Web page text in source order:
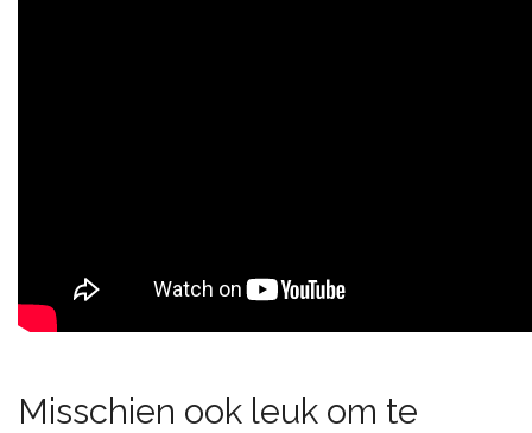
Misschien ook leuk om te